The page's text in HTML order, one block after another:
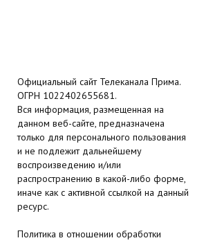
Официальный сайт Телеканала Прима.
ОГРН 1022402655681.
Вся информация, размещенная на
данном веб-сайте, предназначена
только для персонального пользования
и не подлежит дальнейшему
воспроизведению и/или
распространению в какой-либо форме,
иначе как с активной ссылкой на данный
ресурс.
Политика в отношении обработки